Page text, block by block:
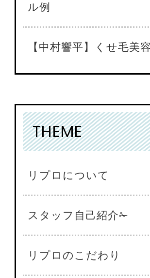
ル例
【中村響平】くせ毛美
THEME
リプロについて
スタッフ自己紹介✁
リプロのこだわり